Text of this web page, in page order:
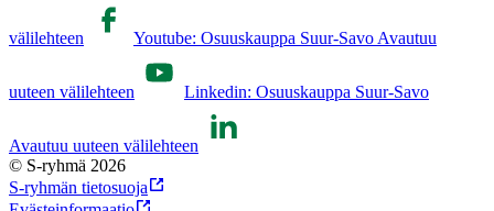
välilehteen Youtube: Osuuskauppa Suur-Savo Avautuu
uuteen välilehteen Linkedin: Osuuskauppa Suur-Savo
Avautuu uuteen välilehteen
© S-ryhmä 2026
S-ryhmän tietosuoja